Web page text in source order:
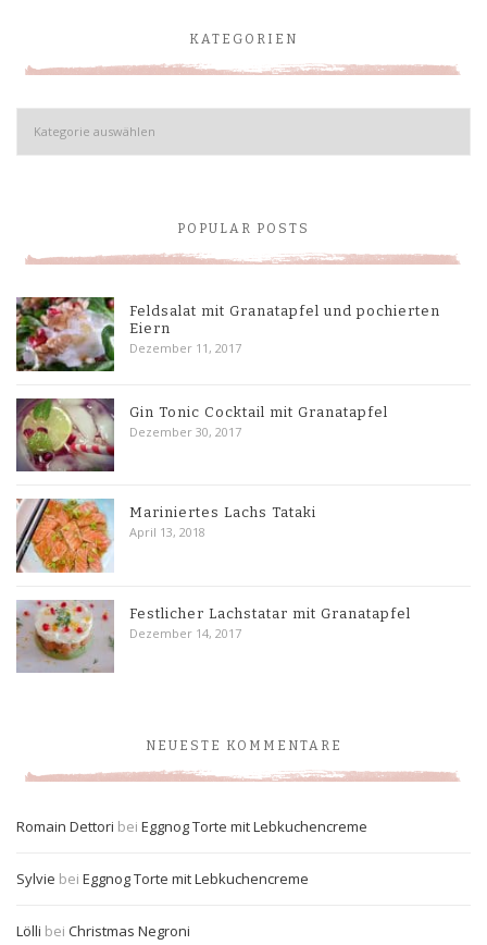
KATEGORIEN
Kategorien
POPULAR POSTS
Feldsalat mit Granatapfel und pochierten
Eiern
Dezember 11, 2017
Gin Tonic Cocktail mit Granatapfel
Dezember 30, 2017
Mariniertes Lachs Tataki
April 13, 2018
Festlicher Lachstatar mit Granatapfel
Dezember 14, 2017
NEUESTE KOMMENTARE
Romain Dettori bei Eggnog Torte mit Lebkuchencreme
Sylvie bei Eggnog Torte mit Lebkuchencreme
Lölli bei Christmas Negroni